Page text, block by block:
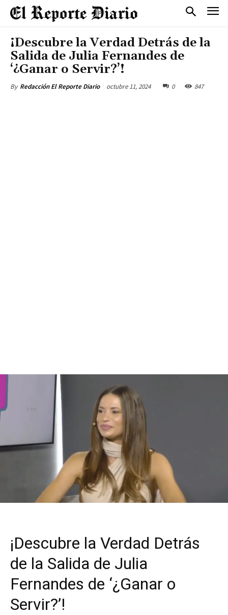
¡Descubre la Verdad Detrás de la
Salida de Julia Fernandes de
‘¿Ganar o Servir?’!
By Redacción El Reporte Diario octubre 11, 2024 0 847
¡Descubre la Verdad Detrás
de la Salida de Julia
Fernandes de ‘¿Ganar o
Servir?’!